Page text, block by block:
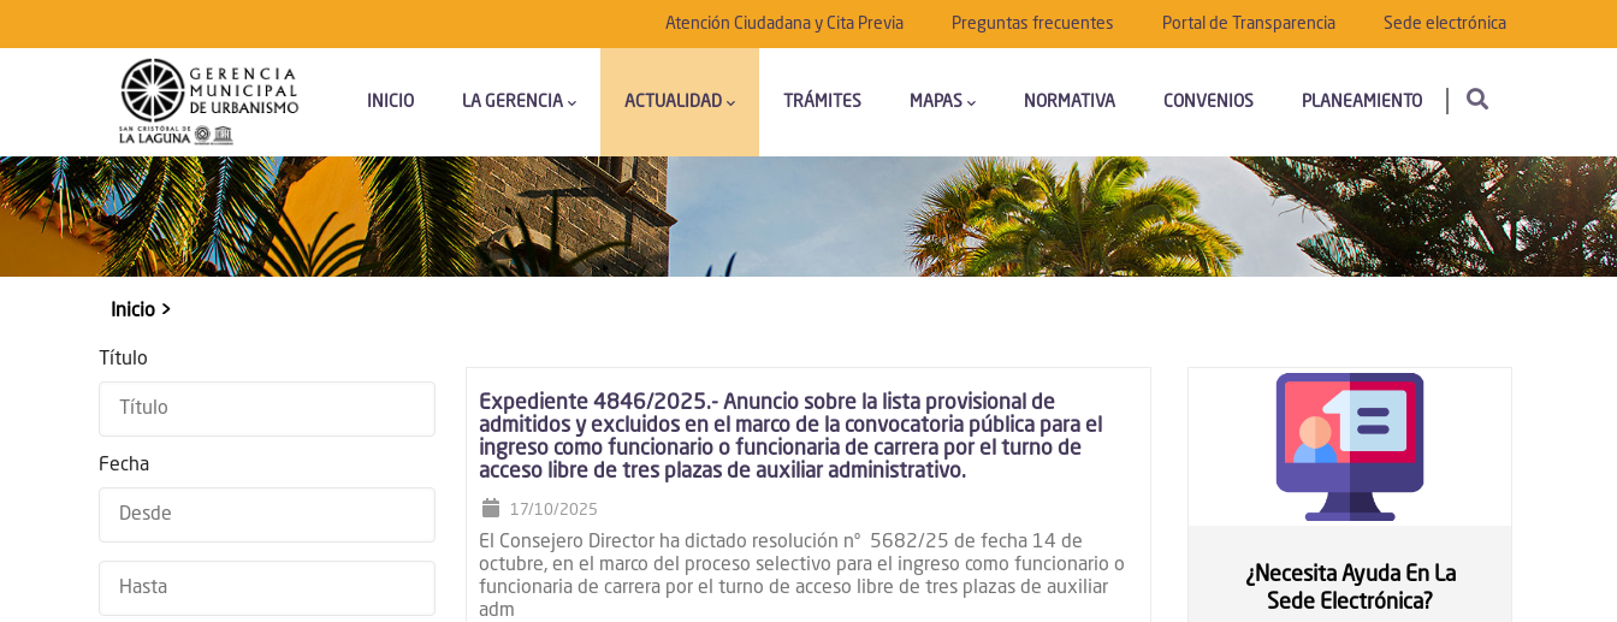
Submenú
Atención Ciudadana y Cita Previa Preguntas frecuentes Portal de Transparencia Sede electrónica
Principal
INICIO LA GERENCIA ACTUALIDAD TRÁMITES MAPAS NORMATIVA CONVENIOS PLANEAMIENTO
Sobrescribir
enlaces
de
ayuda
a
la
navegación
Inicio
Título
Fecha
Expediente 4846/2025.- Anuncio sobre la lista provisional de
admitidos y excluidos en el marco de la convocatoria pública para el
ingreso como funcionario o funcionaria de carrera por el turno de
acceso libre de tres plazas de auxiliar administrativo.
17/10/2025
El Consejero Director ha dictado resolución nº 5682/25 de fecha 14 de
octubre, en el marco del proceso selectivo para el ingreso como funcionario o
funcionaria de carrera por el turno de acceso libre de tres plazas de auxiliar
adm
¿Necesita Ayuda En La
Sede Electrónica?